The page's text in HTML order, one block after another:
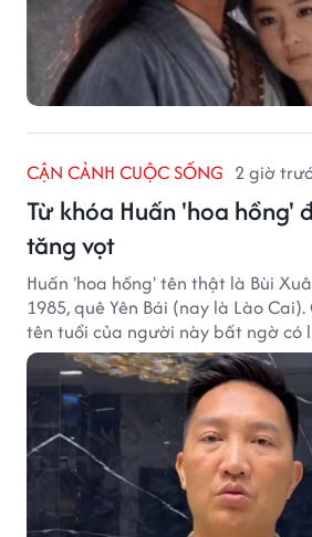
CẬN CẢNH CUỘC SỐNG 2 giờ
Từ khóa Huấn 'hoa hồng'
tăng vọt
Huấn 'hoa hồng' tên thật là Bùi
1985, quê Yên Bái (nay là Lào
tên tuổi của người này bất ngờ
vọt.